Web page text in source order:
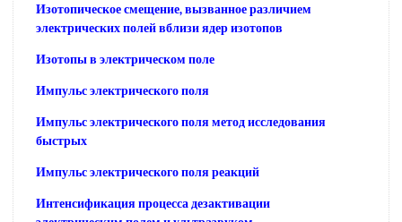
Изотопическое смещение, вызванное различием
электрических полей вблизи ядер изотопов
Изотопы в электрическом поле
Импульс электрического поля
Импульс электрического поля метод исследования
быстрых
Импульс электрического поля реакций
Интенсификация процесса дезактивации